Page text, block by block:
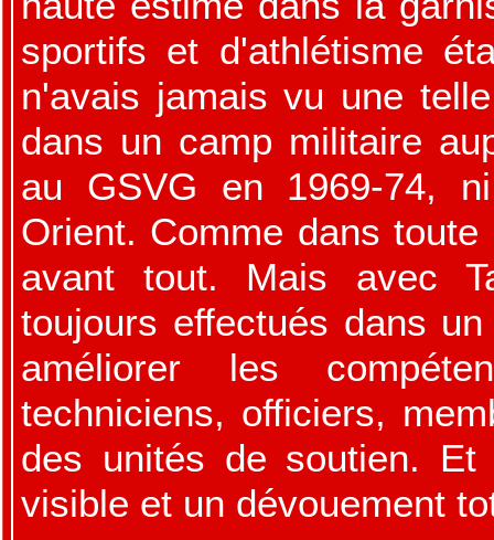
sportifs et d'athlétisme
n'avais jamais vu une
dans un camp militaire
au GSVG en 1969-74,
Orient. Comme dans
avant tout. Mais avec
toujours effectués dans
améliorer les
techniciens, officiers,
des unités de soutien.
visible et un dévouement